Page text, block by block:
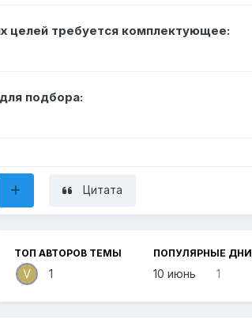
целей требуется комплектующее:
подбора:
Цитата
ТОП АВТОРОВ ТЕМЫ
1
ПОПУЛЯРНЫЕ ДНИ
10 июнь 1